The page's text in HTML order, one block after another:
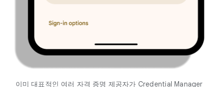
이미 대표적인 여러 자격 증명 제공자가 Credential Manager